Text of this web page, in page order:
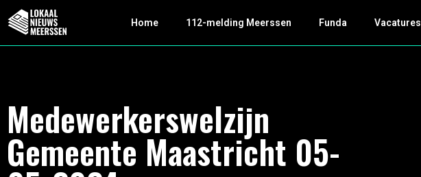
Home 112-melding Meerssen Funda Vacatures
Medewerkerswelzijn
Gemeente Maastricht 05-